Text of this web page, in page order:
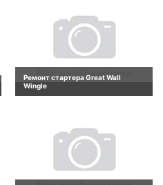
Ремонт стартера Great Wall
Wingle